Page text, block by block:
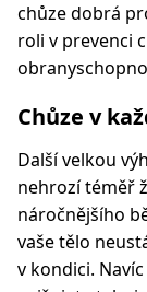
chůze dobrá
roli v prevenci
Chůze v
Další velkou
nehrozí téměř
náročnějšího
vaše tělo
v kondici.